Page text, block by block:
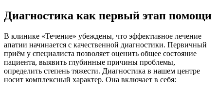
Диагностика как первый этап помощи
В клинике «Течение» убеждены, что эффективное лечение
апатии начинается с качественной диагностики. Первичный
приём у специалиста позволяет оценить общее состояние
пациента, выявить глубинные причины проблемы,
определить степень тяжести. Диагностика в нашем центре
носит комплексный характер. Она включает в себя: